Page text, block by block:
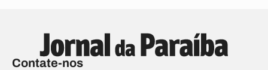
Contate-nos